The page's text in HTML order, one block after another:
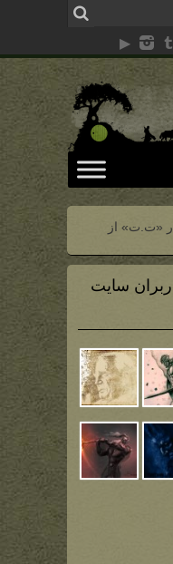
«ت.ت» از
سایت